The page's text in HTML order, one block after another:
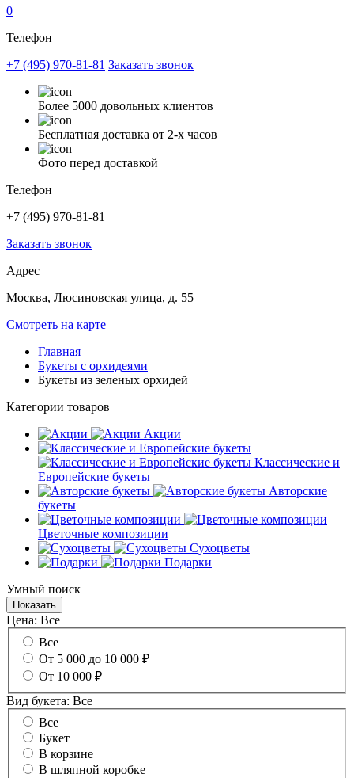
0
Телефон
+7 (495) 970-81-81 Заказать звонок
Более 5000 довольных клиентов
Бесплатная доставка от 2-х часов
Фото перед доставкой
Телефон
+7 (495) 970-81-81
Заказать звонок
Адрес
Москва, Люсиновская улица, д. 55
Смотреть на карте
Главная
Букеты с орхидеями
Букеты из зеленых орхидей
Категории товаров
Акции
Классические и
Европейские букеты
Авторские
букеты
Цветочные композиции
Сухоцветы
Подарки
Умный поиск
Цена: Все
Все
От 5 000 до 10 000 ₽
От 10 000 ₽
Вид букета: Все
Все
Букет
В корзине
В шляпной коробке